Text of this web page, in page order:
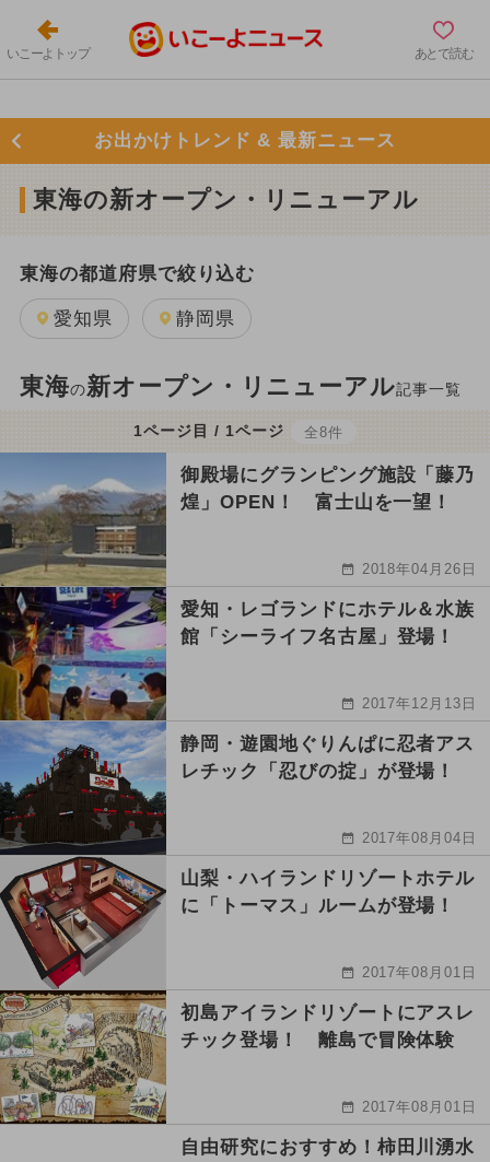
いこーよトップ あとで読む
お出かけトレンド & 最新ニュース
東海の新オープン・リニューアル
東海の都道府県で絞り込む
愛知県 静岡県
東海の新オープン・リニューアル記事一覧
1ページ目 / 1ページ 全8件
御殿場にグランピング施設「藤乃
煌」OPEN！ 富士山を一望！
2018年04月26日
愛知・レゴランドにホテル＆水族
館「シーライフ名古屋」登場！
2017年12月13日
静岡・遊園地ぐりんぱに忍者アス
レチック「忍びの掟」が登場！
2017年08月04日
山梨・ハイランドリゾートホテル
に「トーマス」ルームが登場！
2017年08月01日
初島アイランドリゾートにアスレ
チック登場！ 離島で冒険体験
2017年08月01日
自由研究におすすめ！柿田川湧水